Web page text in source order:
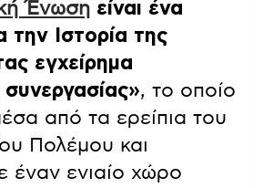
Ένωση είναι ένα
την Ιστορία της
εγχείρημα
συνεργασίας», το οποίο
από τα ερείπια του
Πολέμου και
έναν ενιαίο χώρο